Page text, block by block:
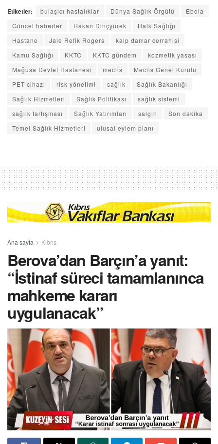
Etiketler: bulaşıcı hastalıklar Dünya Sağlık Örgütü
Ebola
Güncel haberler
Hakan Dinçyürek
Halk Sağlığı
Hastane
Jale Refik Rogers
kalp damar cerrahisi
Kamu Sağlığı
KKTC KKTC gündem
kozmetik yasası
Mağusa Devlet Hastanesi
meclis
Meclis Genel Kurulu
PET cihazı
risk yönetimi sağlık
Sağlık Bakanlığı
Sağlık Hizmetleri
Sağlık Politikası
sağlık sistemi
sağlık tartışması
Sağlık Yatırımları salgın
Son dakika
Temel Sağlık Hizmetleri
ulusal eylem planı
Ana sayfa Kıbrıs
Berova’dan Barçın’a yanıt:
“İstinaf süreci tamamlanınca
mahkeme kararı
uygulanacak”